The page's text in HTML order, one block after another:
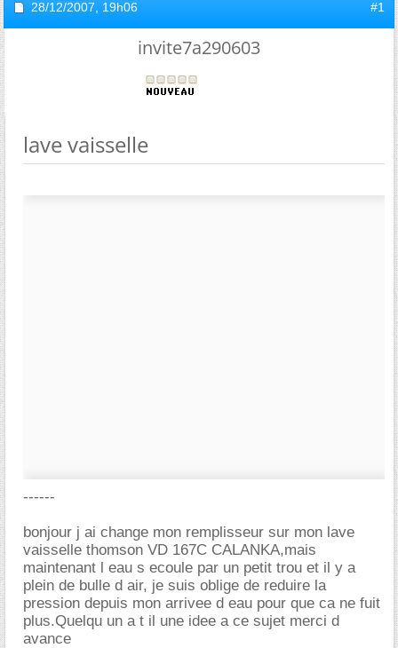
28/12/2007, 19h06 #1
invite7a290603
lave vaisselle
------
bonjour j ai change mon remplisseur sur mon lave
vaisselle thomson VD 167C CALANKA,mais
maintenant l eau s ecoule par un petit trou et il y a
plein de bulle d air, je suis oblige de reduire la
pression depuis mon arrivee d eau pour que ca ne fuit
plus.Quelqu un a t il une idee a ce sujet merci d
avance